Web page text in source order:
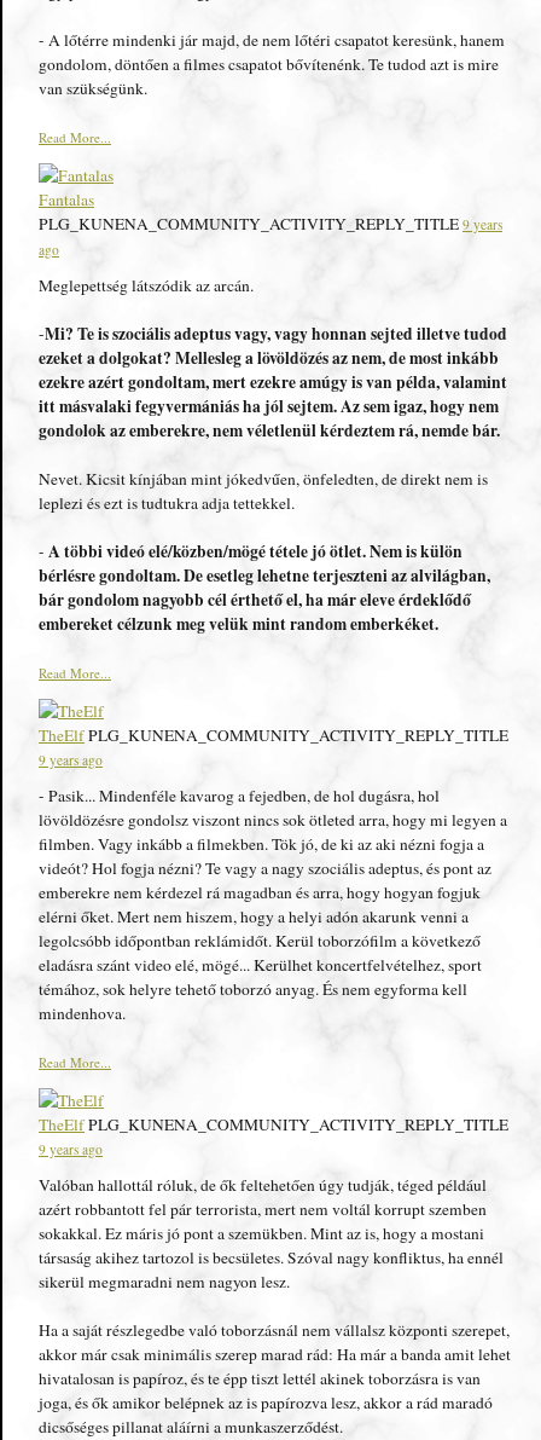
- A lőtérre mindenki jár majd, de nem lőtéri csapatot keresünk, hanem
gondolom, döntően a filmes csapatot bővítenénk. Te tudod azt is mire
van szükségünk.
Read More...
Fantalas
PLG_KUNENA_COMMUNITY_ACTIVITY_REPLY_TITLE 9 years
ago
Meglepettség látszódik az arcán.
-Mi? Te is szociális adeptus vagy, vagy honnan sejted illetve tudod
ezeket a dolgokat? Mellesleg a lövöldözés az nem, de most inkább
ezekre azért gondoltam, mert ezekre amúgy is van példa, valamint
itt másvalaki fegyvermániás ha jól sejtem. Az sem igaz, hogy nem
gondolok az emberekre, nem véletlenül kérdeztem rá, nemde bár.
Nevet. Kicsit kínjában mint jókedvűen, önfeledten, de direkt nem is
leplezi és ezt is tudtukra adja tettekkel.
- A többi videó elé/közben/mögé tétele jó ötlet. Nem is külön
bérlésre gondoltam. De esetleg lehetne terjeszteni az alvilágban,
bár gondolom nagyobb cél érthető el, ha már eleve érdeklődő
embereket célzunk meg velük mint random emberkéket.
Read More...
TheElfPLG_KUNENA_COMMUNITY_ACTIVITY_REPLY_TITLE
9 years ago
- Pasik... Mindenféle kavarog a fejedben, de hol dugásra, hol
lövöldözésre gondolsz viszont nincs sok ötleted arra, hogy mi legyen a
filmben. Vagy inkább a filmekben. Tök jó, de ki az aki nézni fogja a
videót? Hol fogja nézni? Te vagy a nagy szociális adeptus, és pont az
emberekre nem kérdezel rá magadban és arra, hogy hogyan fogjuk
elérni őket. Mert nem hiszem, hogy a helyi adón akarunk venni a
legolcsóbb időpontban reklámidőt. Kerül toborzófilm a következő
eladásra szánt video elé, mögé... Kerülhet koncertfelvételhez, sport
témához, sok helyre tehető toborzó anyag. És nem egyforma kell
mindenhova.
Read More...
TheElfPLG_KUNENA_COMMUNITY_ACTIVITY_REPLY_TITLE
9 years ago
Valóban hallottál róluk, de ők feltehetően úgy tudják, téged például
azért robbantott fel pár terrorista, mert nem voltál korrupt szemben
sokakkal. Ez máris jó pont a szemükben. Mint az is, hogy a mostani
társaság akihez tartozol is becsületes. Szóval nagy konfliktus, ha ennél
sikerül megmaradni nem nagyon lesz.
Ha a saját részlegedbe való toborzásnál nem vállalsz központi szerepet,
akkor már csak minimális szerep marad rád: Ha már a banda amit lehet
hivatalosan is papíroz, és te épp tiszt lettél akinek toborzásra is van
joga, és ők amikor belépnek az is papírozva lesz, akkor a rád maradó
dicsőséges pillanat aláírni a munkaszerződést.